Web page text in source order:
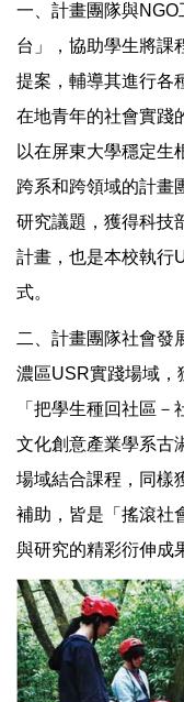
一、計畫團隊與
台」，協助學生將課
提案，輔導其進行各
在地青年的社會實踐
以在屏東大學穩定生
跨系和跨領域的計畫
研究議題，獲得科技
計畫，也是本校執行
式。
二、計畫團隊社會發
濃區USR實踐場域，
「把學生種回社區－
文化創意產業學系古
場域結合課程，同樣
補助，皆是「搖滾社
與研究的精彩衍伸成